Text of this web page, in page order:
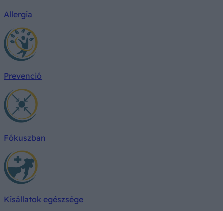
Allergia
Prevenció
Fókuszban
Kisállatok egészsége